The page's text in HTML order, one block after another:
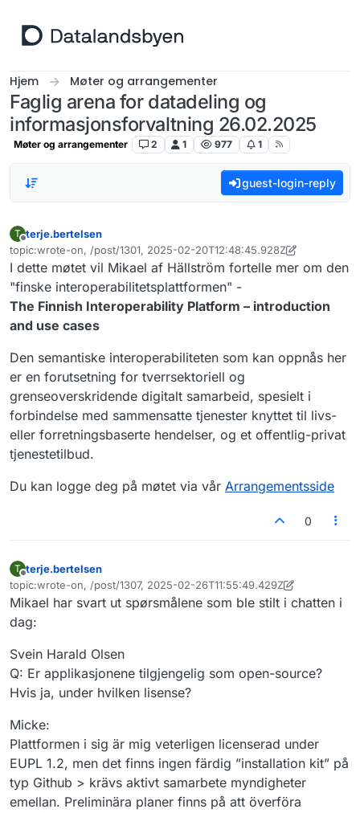
Hjem Møter og arrangementer
Faglig arena for datadeling og
informasjonsforvaltning 26.02.2025
Møter og arrangementer 2 1 977 1
guest-login-reply
T
Frakoblet
terje.bertelsen
topic:wrote-on, /post/1301, 2025-02-20T12:48:45.928Z
Sist endret av terje.bertelsen
I dette møtet vil Mikael af Hällström fortelle mer om den
"finske interoperabilitetsplattformen" -
The Finnish Interoperability Platform – introduction
and use cases
Den semantiske interoperabiliteten som kan oppnås her
er en forutsetning for tverrsektoriell og
grenseoverskridende digitalt samarbeid, spesielt i
forbindelse med sammensatte tjenester knyttet til livs-
eller forretningsbaserte hendelser, og et offentlig-privat
tjenestetilbud.
Du kan logge deg på møtet via vår Arrangementsside
0
T
Frakoblet
terje.bertelsen
topic:wrote-on, /post/1307, 2025-02-26T11:55:49.429Z
Sist endret av terje.bertelsen
Mikael har svart ut spørsmålene som ble stilt i chatten i
dag:
Svein Harald Olsen
Q: Er applikasjonene tilgjengelig som open-source?
Hvis ja, under hvilken lisense?
Micke:
Plattformen i sig är mig veterligen licenserad under
EUPL 1.2, men det finns ingen färdig ”installation kit” på
typ Github > krävs aktivt samarbete myndigheter
emellan. Preliminära planer finns på att överföra